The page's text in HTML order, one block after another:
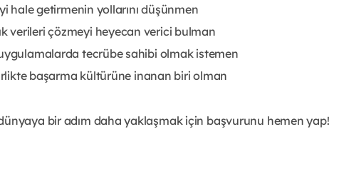
hale getirmenin yollarını düşünmen
verileri çözmeyi heyecan verici bulman
tecrübe sahibi olmak istemen
başarma kültürüne inanan biri olman
bir adım daha yaklaşmak için başvurunu hemen yap!